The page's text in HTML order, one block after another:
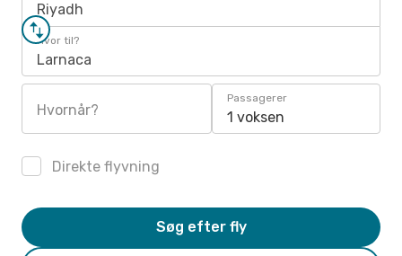
Riyadh
Hvor til?
Larnaca
Hvornår?
Passagerer
1 voksen
Direkte flyvning
Søg efter fly